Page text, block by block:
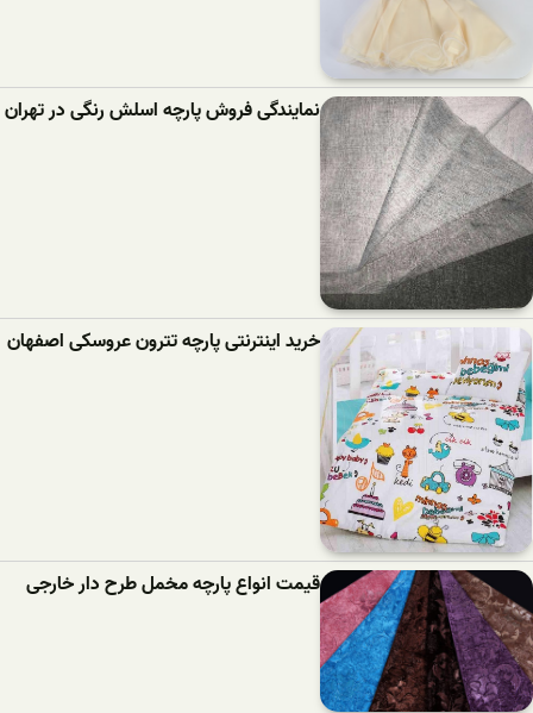
نمایندگی فروش پارچه اسلش رنگی در تهران
خرید اینترنتی پارچه تترون عروسکی اصفهان
قیمت انواع پارچه مخمل طرح دار خارجی